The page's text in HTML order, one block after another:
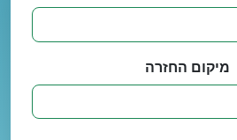
מיקום החזרה